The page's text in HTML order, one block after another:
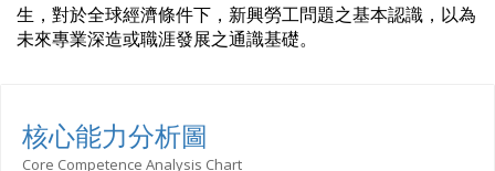
生，對於全球經濟條件下，新興勞工問題之基本認識，以為
未來專業深造或職涯發展之通識基礎。
核心能力分析圖
Core Competence Analysis Chart